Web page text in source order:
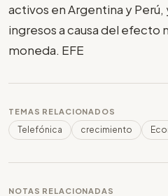
activos en Argentina y
ingresos a causa del
moneda. EFE
TEMAS RELACIONADOS
Telefónica crecimiento
NOTAS RELACIONADAS